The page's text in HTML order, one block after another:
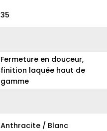
35
Fermeture en douceur,
finition laquée haut de
gamme
Anthracite / Blanc